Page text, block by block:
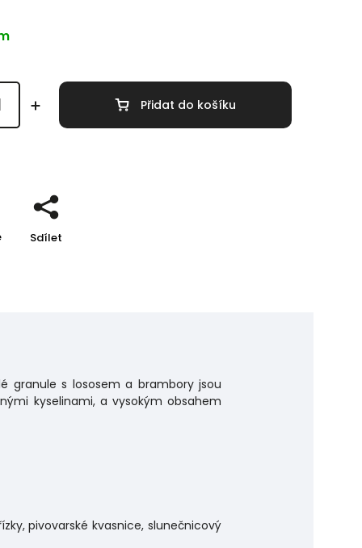
Přidat do košíku
Sdílet
granule s lososem a brambory jsou
kyselinami, a vysokým obsahem
pivovarské kvasnice, slunečnicový